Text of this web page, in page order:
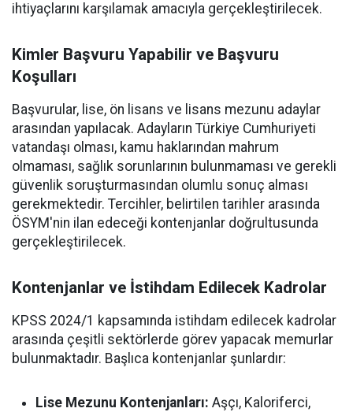
ihtiyaçlarını karşılamak amacıyla gerçekleştirilecek.
Kimler Başvuru Yapabilir ve Başvuru
Koşulları
Başvurular, lise, ön lisans ve lisans mezunu adaylar
arasından yapılacak. Adayların Türkiye Cumhuriyeti
vatandaşı olması, kamu haklarından mahrum
olmaması, sağlık sorunlarının bulunmaması ve gerekli
güvenlik soruşturmasından olumlu sonuç alması
gerekmektedir. Tercihler, belirtilen tarihler arasında
ÖSYM'nin ilan edeceği kontenjanlar doğrultusunda
gerçekleştirilecek.
Kontenjanlar ve İstihdam Edilecek Kadrolar
KPSS 2024/1 kapsamında istihdam edilecek kadrolar
arasında çeşitli sektörlerde görev yapacak memurlar
bulunmaktadır. Başlıca kontenjanlar şunlardır:
Lise Mezunu Kontenjanları: Aşçı, Kaloriferci,